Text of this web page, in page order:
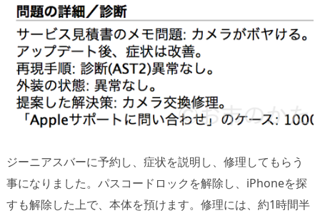
ジーニアスバーに予約し、症状を説明し、修理してもらう
事になりました。パスコードロックを解除し、iPhoneを探
すも解除した上で、本体を預けます。修理には、約1時間半